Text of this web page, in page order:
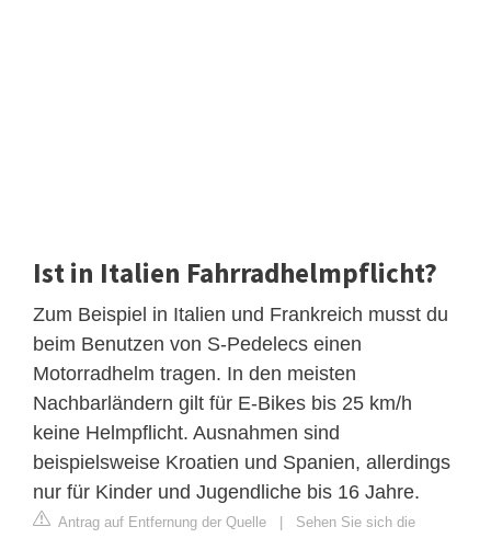
Ist in Italien Fahrradhelmpflicht?
Zum Beispiel in Italien und Frankreich musst du
beim Benutzen von S-Pedelecs einen
Motorradhelm tragen. In den meisten
Nachbarländern gilt für E-Bikes bis 25 km/h
keine Helmpflicht. Ausnahmen sind
beispielsweise Kroatien und Spanien, allerdings
nur für Kinder und Jugendliche bis 16 Jahre.
Antrag auf Entfernung der Quelle
Sehen Sie sich die